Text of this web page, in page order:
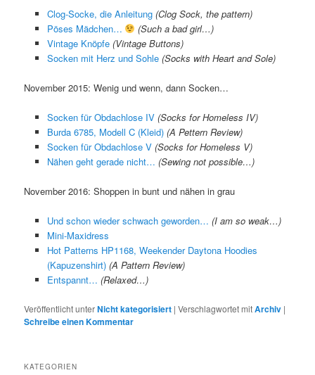
Clog-Socke, die Anleitung (Clog Sock, the pattern)
Pöses Mädchen…
(Such a bad girl…)
Vintage Knöpfe (Vintage Buttons)
Socken mit Herz und Sohle (Socks with Heart and Sole)
November 2015: Wenig und wenn, dann Socken…
Socken für Obdachlose IV (Socks for Homeless IV)
Burda 6785, Modell C (Kleid) (A Pettern Review)
Socken für Obdachlose V (Socks for Homeless V)
Nähen geht gerade nicht… (Sewing not possible…)
November 2016: Shoppen in bunt und nähen in grau
Und schon wieder schwach geworden… (I am so weak…)
Mini-Maxidress
Hot Patterns HP1168, Weekender Daytona Hoodies
(Kapuzenshirt) (A Pattern Review)
Entspannt… (Relaxed…)
Veröffentlicht unterNicht kategorisiert |Verschlagwortet mitArchiv |
Schreibe einen Kommentar
KATEGORIEN